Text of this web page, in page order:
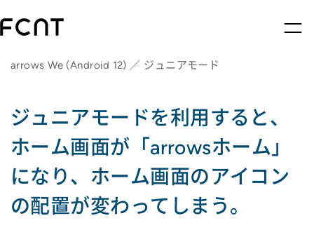
arrows We (Android 12) ／ ジュニアモード
ジュニアモードを利用すると、
ホーム画面が「arrowsホーム」
になり、ホーム画面のアイコン
の配置が変わってしまう。